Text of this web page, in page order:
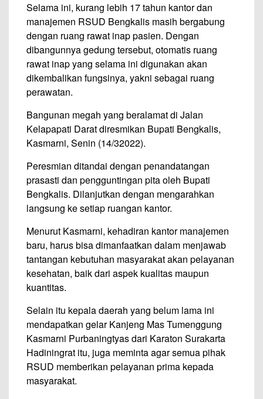
Selama ini, kurang lebih 17 tahun kantor dan
manajemen RSUD Bengkalis masih bergabung
dengan ruang rawat inap pasien. Dengan
dibangunnya gedung tersebut, otomatis ruang
rawat inap yang selama ini digunakan akan
dikembalikan fungsinya, yakni sebagai ruang
perawatan.
Bangunan megah yang beralamat di Jalan
Kelapapati Darat diresmikan Bupati Bengkalis,
Kasmarni, Senin (14/32022).
Peresmian ditandai dengan penandatangan
prasasti dan pengguntingan pita oleh Bupati
Bengkalis. Dilanjutkan dengan mengarahkan
langsung ke setiap ruangan kantor.
Menurut Kasmarni, kehadiran kantor manajemen
baru, harus bisa dimanfaatkan dalam menjawab
tantangan kebutuhan masyarakat akan pelayanan
kesehatan, baik dari aspek kualitas maupun
kuantitas.
Selain itu kepala daerah yang belum lama ini
mendapatkan gelar Kanjeng Mas Tumenggung
Kasmarni Purbaningtyas dari Karaton Surakarta
Hadiningrat itu, juga meminta agar semua pihak
RSUD memberikan pelayanan prima kepada
masyarakat.